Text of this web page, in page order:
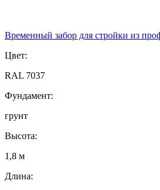
Временный забор для стройки из
Цвет:
RAL 7037
Фундамент:
грунт
Высота:
1,8 м
Длина: